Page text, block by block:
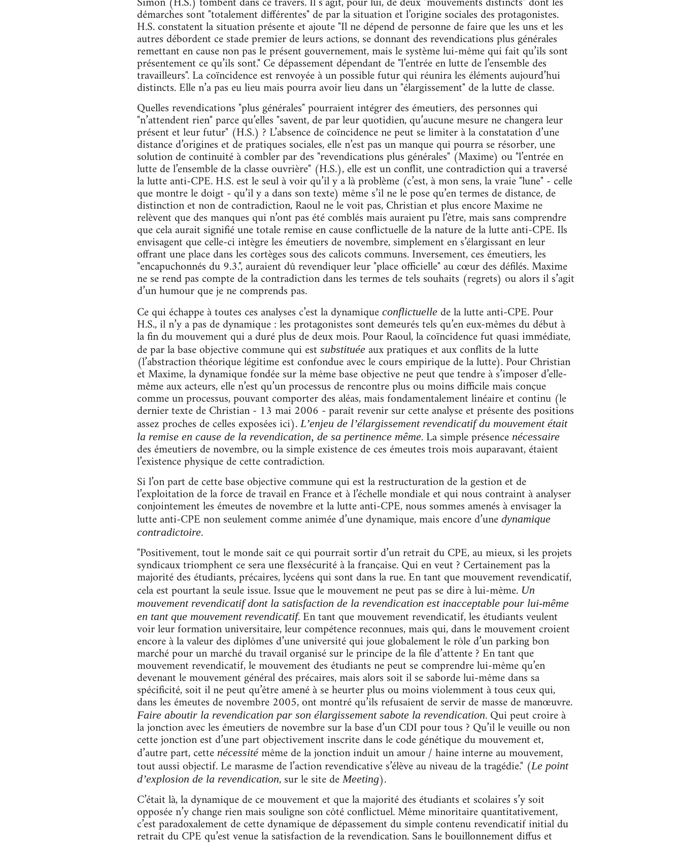
démarches sont "totalement différentes" de par la situation et l’origine sociales des protagonistes.
H.S. constatent la situation présente et ajoute "Il ne dépend de personne de faire que les uns et les
autres débordent ce stade premier de leurs actions, se donnant des revendications plus générales
remettant en cause non pas le présent gouvernement, mais le système lui-même qui fait qu’ils sont
présentement ce qu’ils sont." Ce dépassement dépendant de "l’entrée en lutte de l’ensemble des
travailleurs". La coïncidence est renvoyée à un possible futur qui réunira les éléments aujourd’hui
distincts. Elle n’a pas eu lieu mais pourra avoir lieu dans un "élargissement" de la lutte de classe.
Quelles revendications "plus générales" pourraient intégrer des émeutiers, des personnes qui
"n’attendent rien" parce qu’elles "savent, de par leur quotidien, qu’aucune mesure ne changera leur
présent et leur futur" (H.S.) ? L’absence de coïncidence ne peut se limiter à la constatation d’une
distance d’origines et de pratiques sociales, elle n’est pas un manque qui pourra se résorber, une
solution de continuité à combler par des "revendications plus générales" (Maxime) ou "l’entrée en
lutte de l’ensemble de la classe ouvrière" (H.S.), elle est un conflit, une contradiction qui a traversé
la lutte anti-CPE. H.S. est le seul à voir qu’il y a là problème (c’est, à mon sens, la vraie "lune" - celle
que montre le doigt - qu’il y a dans son texte) même s’il ne le pose qu’en termes de distance, de
distinction et non de contradiction, Raoul ne le voit pas, Christian et plus encore Maxime ne
relèvent que des manques qui n’ont pas été comblés mais auraient pu l’être, mais sans comprendre
que cela aurait signifié une totale remise en cause conflictuelle de la nature de la lutte anti-CPE. Ils
envisagent que celle-ci intègre les émeutiers de novembre, simplement en s’élargissant en leur
offrant une place dans les cortèges sous des calicots communs. Inversement, ces émeutiers, les
"encapuchonnés du 9.3.", auraient dû revendiquer leur "place officielle" au cœur des défilés. Maxime
ne se rend pas compte de la contradiction dans les termes de tels souhaits (regrets) ou alors il s’agit
d’un humour que je ne comprends pas.
Ce qui échappe à toutes ces analyses c’est la dynamique conflictuellede la lutte anti-CPE. Pour
H.S., il n’y a pas de dynamique : les protagonistes sont demeurés tels qu’en eux-mêmes du début à
la fin du mouvement qui a duré plus de deux mois. Pour Raoul, la coïncidence fut quasi immédiate,
de par la base objective commune qui est substituéeaux pratiques et aux conflits de la lutte
(l’abstraction théorique légitime est confondue avec le cours empirique de la lutte). Pour Christian
et Maxime, la dynamique fondée sur la même base objective ne peut que tendre à s’imposer d’elle-
même aux acteurs, elle n’est qu’un processus de rencontre plus ou moins difficile mais conçue
comme un processus, pouvant comporter des aléas, mais fondamentalement linéaire et continu (le
dernier texte de Christian - 13 mai 2006 - paraît revenir sur cette analyse et présente des positions
assez proches de celles exposées ici).L’enjeu de l’élargissement revendicatif du mouvement était
la remise en cause de la revendication, de sa pertinence même. La simple présence nécessaire
des émeutiers de novembre, ou la simple existence de ces émeutes trois mois auparavant, étaient
l’existence physique de cette contradiction.
Si l’on part de cette base objective commune qui est la restructuration de la gestion et de
l’exploitation de la force de travail en France et à l’échelle mondiale et qui nous contraint à analyser
conjointement les émeutes de novembre et la lutte anti-CPE, nous sommes amenés à envisager la
lutte anti-CPE non seulement comme animée d’une dynamique, mais encore d’une dynamique
contradictoire.
"Positivement, tout le monde sait ce qui pourrait sortir d’un retrait du CPE, au mieux, si les projets
syndicaux triomphent ce sera une flexsécurité à la française. Qui en veut ? Certainement pas la
majorité des étudiants, précaires, lycéens qui sont dans la rue. En tant que mouvement revendicatif,
cela est pourtant la seule issue. Issue que le mouvement ne peut pas se dire à lui-même. Un
mouvement revendicatif dont la satisfaction de la revendication est inacceptable pour lui-même
en tant que mouvement revendicatif. En tant que mouvement revendicatif, les étudiants veulent
voir leur formation universitaire, leur compétence reconnues, mais qui, dans le mouvement croient
encore à la valeur des diplômes d’une université qui joue globalement le rôle d’un parking bon
marché pour un marché du travail organisé sur le principe de la file d’attente ? En tant que
mouvement revendicatif, le mouvement des étudiants ne peut se comprendre lui-même qu’en
devenant le mouvement général des précaires, mais alors soit il se saborde lui-même dans sa
spécificité, soit il ne peut qu’être amené à se heurter plus ou moins violemment à tous ceux qui,
dans les émeutes de novembre 2005, ont montré qu’ils refusaient de servir de masse de manœuvre.
Faire aboutir la revendication par son élargissement sabote la revendication. Qui peut croire à
la jonction avec les émeutiers de novembre sur la base d’un CDI pour tous ? Qu’il le veuille ou non
cette jonction est d’une part objectivement inscrite dans le code génétique du mouvement et,
d’autre part, cette nécessitémême de la jonction induit un amour / haine interne au mouvement,
tout aussi objectif. Le marasme de l’action revendicative s’élève au niveau de la tragédie." (Le point
d’explosion de la revendication, sur le site deMeeting).
C’était là, la dynamique de ce mouvement et que la majorité des étudiants et scolaires s’y soit
opposée n’y change rien mais souligne son côté conflictuel. Même minoritaire quantitativement,
c’est paradoxalement de cette dynamique de dépassement du simple contenu revendicatif initial du
retrait du CPE qu’est venue la satisfaction de la revendication. Sans le bouillonnement diffus et